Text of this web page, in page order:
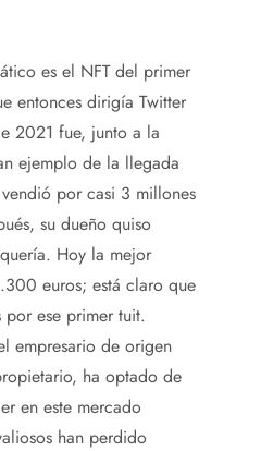
es el NFT del primer
entonces dirigía Twitter
2021 fue, junto a la
ejemplo de la llegada
por casi 3 millones
su dueño quiso
Hoy la mejor
euros; está claro que
ese primer tuit.
empresario de origen
ha optado de
en este mercado
han perdido